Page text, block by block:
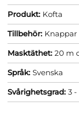
Produkt: Kofta
Tillbehör: Knappar
Masktäthet: 20 m
Språk: Svenska
Svårighetsgrad: 3